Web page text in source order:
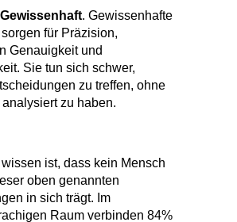
Sie tun sich schwer,
zu treffen, ohne
zu haben.
ist, dass kein Mensch
Raum verbinden 84%
zwei Eigenschaften aus
und nutzen
Verhalten zur Lösung